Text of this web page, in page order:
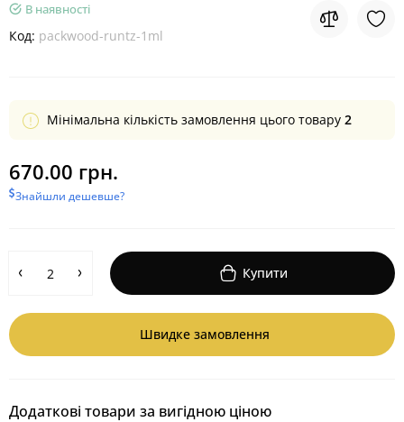
В наявності
Код: packwood-runtz-1ml
Мінімальна кількість замовлення цього товару 2
670.00 грн.
Знайшли дешевше?
Купити
Швидке замовлення
Додаткові товари за вигідною ціною